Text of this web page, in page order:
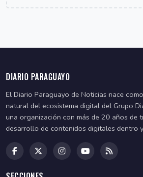
DIARIO PARAGUAYO
El Diario Paraguayo de Noticias nace
natural del ecosistema digital del Grupo
una organización con más de 20 años de
desarrollo de contenidos digitales dentro